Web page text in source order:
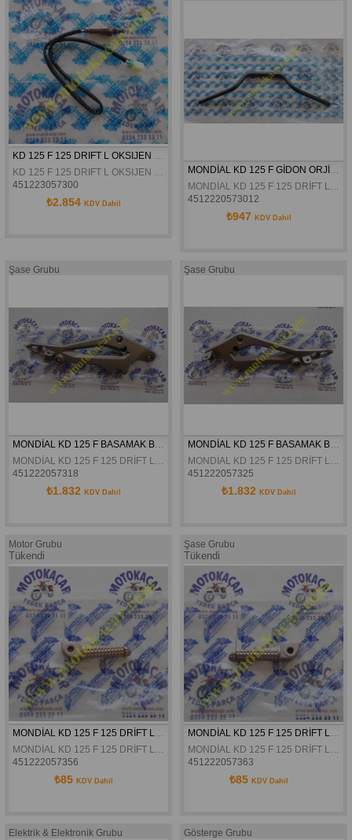
KD 125 F 125 DRIFT L OKSIJEN SENSÖRÜ ORJINAL
KD 125 F 125 DRIFT L OKSIJEN SENSÖRÜ ORJINAL
451223057300
₺2.854 KDV Dahil
MONDİAL KD 125 F GİDON ORJİNAL
MONDİAL KD 125 F 125 DRİFT L GİDON ORJİNAL
4512220573012
₺947 KDV Dahil
Şase Grubu
MONDİAL KD 125 F BASAMAK BAĞLANTI BRAKETİ SAĞ ORJİNAL
MONDİAL KD 125 F 125 DRİFT L BASAMAK BAĞLANTI BRAKETİ SAĞ ORJİNAL
451222057318
₺1.832 KDV Dahil
Şase Grubu
MONDİAL KD 125 F BASAMAK BAĞLANTI BRAKETİ SOL ORJİNAL
MONDİAL KD 125 F 125 DRİFT L BASAMAK BAĞLANTI BRAKETİ SOL ORJİNAL
451222057325
₺1.832 KDV Dahil
Motor Grubu
Tükendi
MONDİAL KD 125 F 125 DRİFT L VULTURE 125 İ ZONTES S250 ARKA BASAMAK SAĞ ORJİNAL
MONDİAL KD 125 F 125 DRİFT L VULTURE 125 İ ZONTES S250 ARKA BASAMAK SAĞ ORJİNAL
451222057356
₺85 KDV Dahil
Şase Grubu
Tükendi
MONDİAL KD 125 F 125 DRİFT L VULTURE 125 İ ZONTES S250 ARKA BASAMAK SOL ORJİNAL
MONDİAL KD 125 F 125 DRİFT L VULTURE 125 İ ZONTES S250 ARKA BASAMAK SOL ORJİNAL
451222057363
₺85 KDV Dahil
Elektrik & Elektronik Grubu Gösterge Grubu